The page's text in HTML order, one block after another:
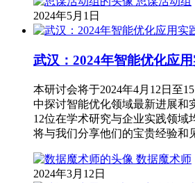
2024年5月1日
武汉：2024年智能优化应
本研讨会将于2024年4月12日至
中探讨智能优化领域最新进展和
12位在学术研究与企业实践领域
将与我们分享他们的宝贵经验和
数据魔术师
2024年3月12日